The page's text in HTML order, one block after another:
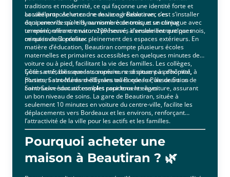
traditions et modernité, ce qui façonne une identité forte et
accueillante. Acheter une maison à Beautiran, c’est s’installer
dans une ville où le dynamisme économique se conjugue avec
un environnement naturel préservé, à seulement quelques
minutes de Bordeaux.
La ville propose un cadre de vie agréable avec ses
équipements sportifs, au nombre de trois, et un climat
tempéré, offrant environ 209 heures d’ensoleillement par mois,
ce qui invite à profiter pleinement des espaces extérieurs. En
matière d’éducation, Beautiran compte plusieurs écoles
maternelles et primaires accessibles en quelques minutes de
voiture ou à pied, facilitant la vie des familles. Les collèges,
lycées et établissements supérieurs se situent à proximité, à
Portets, Saint-Médard-d’Eyrans ou Bordeaux, assurant un
continuum éducatif complet pour tous les âges.
Côté santé, bien que la commune ne dispose pas d’hôpital,
plusieurs structures médicales telles que le Pôle de Soins de
Saint-Selve sont accessibles rapidement en voiture, assurant
un bon niveau de soins. La gare de Beautiran, située à
seulement 10 minutes en voiture du centre-ville, facilite les
déplacements vers Bordeaux et les environs, renforçant
l’attractivité de la ville pour les actifs et les familles.
Pourquoi acheter une
maison à Beautiran ? 🌿